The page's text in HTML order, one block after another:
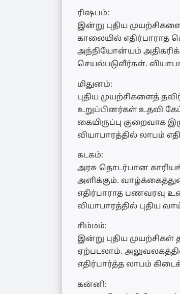
ரிஷபம்:
இன்று புதிய
காலையில் எதிர்பாராத
அந்நியோன்யம்
செயல்படுவீர்கள்.
மிதுனம்:
புதிய முயற்சிகளைத்
உறுப்பினர்கள் உதவி
கையிருப்பு குறைவாக
வியாபாரத்தில் லாபம்
கடகம்:
அரசு தொடர்பான
அளிக்கும்.
எதிர்பாராத பணவரவு
வியாபாரத்தில் புதிய
சிம்மம்:
இன்று புதிய முயற்சிகள்
ஏற்படலாம்.
எதிர்பார்த்த லாபம்
கன்னி: